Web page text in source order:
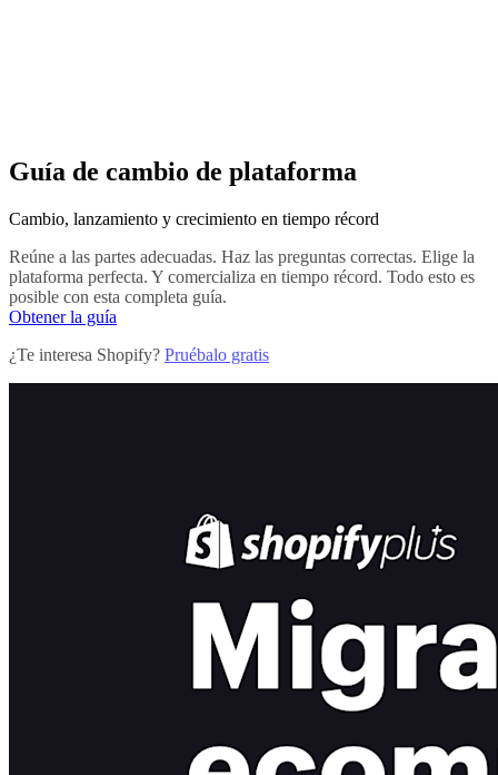
Guía de cambio de plataforma
Cambio, lanzamiento y crecimiento en tiempo récord
Reúne a las partes adecuadas. Haz las preguntas correctas. Elige la
plataforma perfecta. Y comercializa en tiempo récord. Todo esto es
posible con esta completa guía.
Obtener la guía
¿Te interesa Shopify? Pruébalo gratis